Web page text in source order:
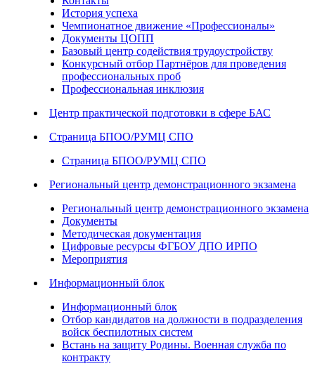
История успеха
Чемпионатное движение «Профессионалы»
Документы ЦОПП
Базовый центр содействия трудоустройству
Конкурсный отбор Партнёров для проведения
профессиональных проб
Профессиональная инклюзия
Центр практической подготовки в сфере БАС
Страница БПОО/РУМЦ СПО
Страница БПОО/РУМЦ СПО
Региональный центр демонстрационного экзамена
Региональный центр демонстрационного экзамена
Документы
Методическая документация
Цифровые ресурсы ФГБОУ ДПО ИРПО
Мероприятия
Информационный блок
Информационный блок
Отбор кандидатов на должности в подразделения
войск беспилотных систем
Встань на защиту Родины. Военная служба по
контракту